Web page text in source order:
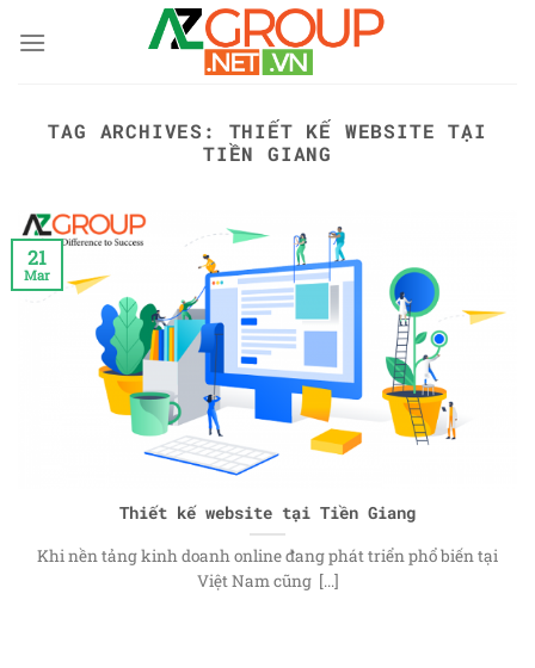
TAG ARCHIVES: THIẾT KẾ WEBSITE TẠI
TIỀN GIANG
Thiết kế website tại Tiền Giang
Khi nền tảng kinh doanh online đang phát triển phổ biến tại
Việt Nam cũng [...]
21
Mar